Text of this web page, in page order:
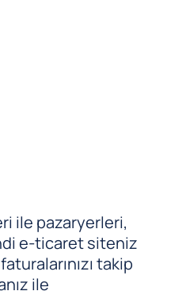
ile pazaryerleri,
e-ticaret siteniz
takip
ile